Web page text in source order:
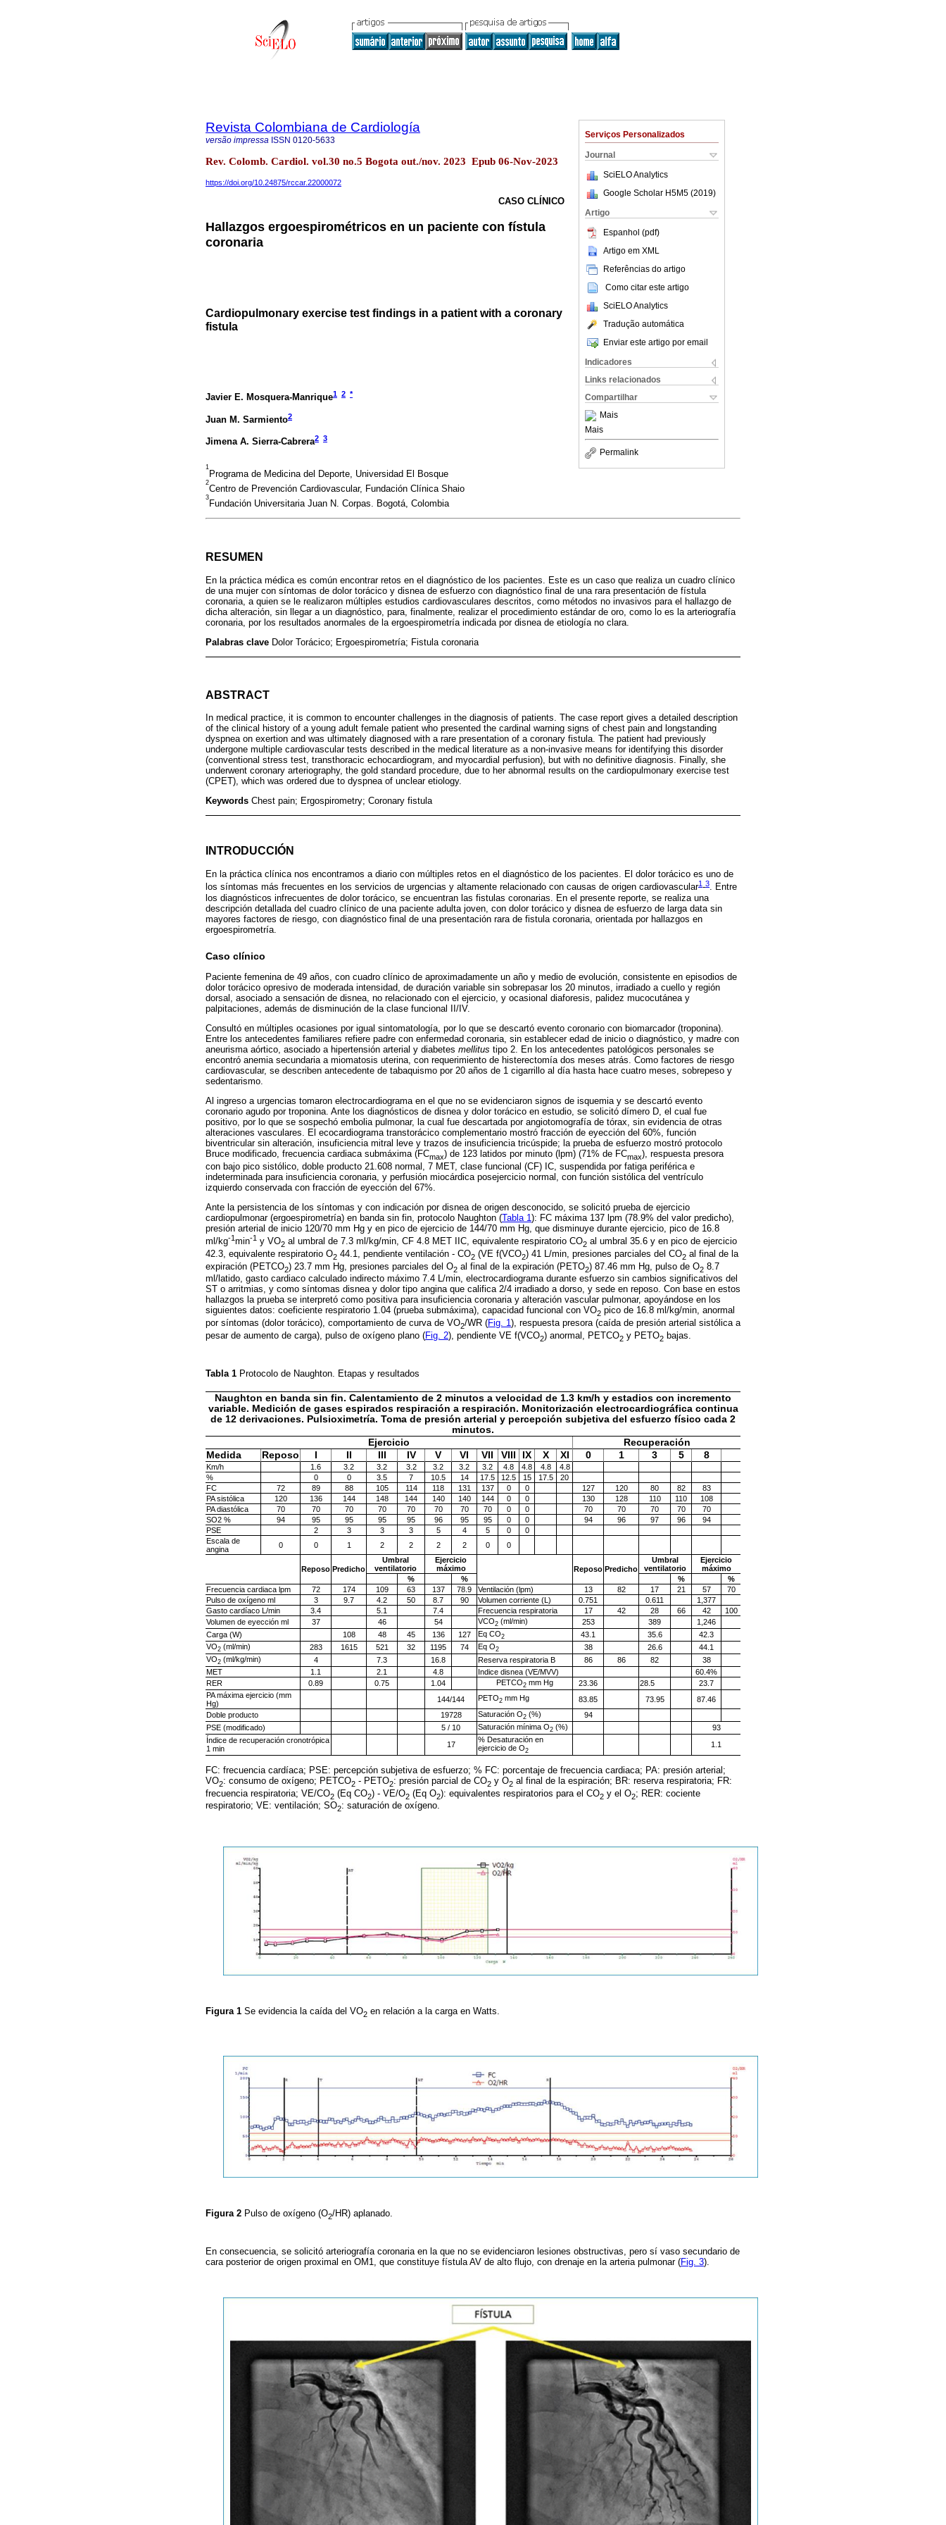
Serviços Personalizados
Journal
SciELO Analytics
Google Scholar H5M5 (2019)
Artigo
Espanhol (pdf)
Artigo em XML
Referências do artigo
Como citar este artigo
SciELO Analytics
Tradução automática
Enviar este artigo por email
Indicadores
Links relacionados
Compartilhar
Mais
Mais
Permalink
Revista Colombiana de Cardiología
versão impressa ISSN 0120-5633
Rev. Colomb. Cardiol. vol.30 no.5 Bogota out./nov. 2023 Epub 06-Nov-2023
https://doi.org/10.24875/rccar.22000072
CASO CLÍNICO
Hallazgos ergoespirométricos en un paciente con fístula
coronaria
Cardiopulmonary exercise test findings in a patient with a coronary
fistula
Javier E. Mosquera-Manrique1 2 *
Juan M. Sarmiento2
Jimena A. Sierra-Cabrera2 3
1
Programa de Medicina del Deporte, Universidad El Bosque
2
Centro de Prevención Cardiovascular, Fundación Clínica Shaio
3
Fundación Universitaria Juan N. Corpas. Bogotá, Colombia
RESUMEN
En la práctica médica es común encontrar retos en el diagnóstico de los pacientes. Este es un caso que realiza un cuadro clínico
de una mujer con síntomas de dolor torácico y disnea de esfuerzo con diagnóstico final de una rara presentación de fístula
coronaria, a quien se le realizaron múltiples estudios cardiovasculares descritos, como métodos no invasivos para el hallazgo de
dicha alteración, sin llegar a un diagnóstico, para, finalmente, realizar el procedimiento estándar de oro, como lo es la arteriografía
coronaria, por los resultados anormales de la ergoespirometría indicada por disnea de etiología no clara.
Palabras clave Dolor Torácico; Ergoespirometría; Fistula coronaria
ABSTRACT
In medical practice, it is common to encounter challenges in the diagnosis of patients. The case report gives a detailed description
of the clinical history of a young adult female patient who presented the cardinal warning signs of chest pain and longstanding
dyspnea on exertion and was ultimately diagnosed with a rare presentation of a coronary fistula. The patient had previously
undergone multiple cardiovascular tests described in the medical literature as a non-invasive means for identifying this disorder
(conventional stress test, transthoracic echocardiogram, and myocardial perfusion), but with no definitive diagnosis. Finally, she
underwent coronary arteriography, the gold standard procedure, due to her abnormal results on the cardiopulmonary exercise test
(CPET), which was ordered due to dyspnea of unclear etiology.
Keywords Chest pain; Ergospirometry; Coronary fistula
INTRODUCCIÓN
En la práctica clínica nos encontramos a diario con múltiples retos en el diagnóstico de los pacientes. El dolor torácico es uno de
los síntomas más frecuentes en los servicios de urgencias y altamente relacionado con causas de origen cardiovascular1 -3. Entre
los diagnósticos infrecuentes de dolor torácico, se encuentran las fistulas coronarias. En el presente reporte, se realiza una
descripción detallada del cuadro clínico de una paciente adulta joven, con dolor torácico y disnea de esfuerzo de larga data sin
mayores factores de riesgo, con diagnóstico final de una presentación rara de fistula coronaria, orientada por hallazgos en
ergoespirometría.
Caso clínico
Paciente femenina de 49 años, con cuadro clínico de aproximadamente un año y medio de evolución, consistente en episodios de
dolor torácico opresivo de moderada intensidad, de duración variable sin sobrepasar los 20 minutos, irradiado a cuello y región
dorsal, asociado a sensación de disnea, no relacionado con el ejercicio, y ocasional diaforesis, palidez mucocutánea y
palpitaciones, además de disminución de la clase funcional II/IV.
Consultó en múltiples ocasiones por igual sintomatología, por lo que se descartó evento coronario con biomarcador (troponina).
Entre los antecedentes familiares refiere padre con enfermedad coronaria, sin establecer edad de inicio o diagnóstico, y madre con
aneurisma aórtico, asociado a hipertensión arterial y diabetes mellitus tipo 2. En los antecedentes patológicos personales se
encontró anemia secundaria a miomatosis uterina, con requerimiento de histerectomía dos meses atrás. Como factores de riesgo
cardiovascular, se describen antecedente de tabaquismo por 20 años de 1 cigarrillo al día hasta hace cuatro meses, sobrepeso y
sedentarismo.
Al ingreso a urgencias tomaron electrocardiograma en el que no se evidenciaron signos de isquemia y se descartó evento
coronario agudo por troponina. Ante los diagnósticos de disnea y dolor torácico en estudio, se solicitó dímero D, el cual fue
positivo, por lo que se sospechó embolia pulmonar, la cual fue descartada por angiotomografía de tórax, sin evidencia de otras
alteraciones vasculares. El ecocardiograma transtorácico complementario mostró fracción de eyección del 60%, función
biventricular sin alteración, insuficiencia mitral leve y trazos de insuficiencia tricúspide; la prueba de esfuerzo mostró protocolo
Bruce modificado, frecuencia cardiaca submáxima (FCmax) de 123 latidos por minuto (lpm) (71% de FCmax), respuesta presora
con bajo pico sistólico, doble producto 21.608 normal, 7 MET, clase funcional (CF) IC, suspendida por fatiga periférica e
indeterminada para insuficiencia coronaria, y perfusión miocárdica posejercicio normal, con función sistólica del ventrículo
izquierdo conservada con fracción de eyección del 67%.
Ante la persistencia de los síntomas y con indicación por disnea de origen desconocido, se solicitó prueba de ejercicio
cardiopulmonar (ergoespirometría) en banda sin fin, protocolo Naughton (Tabla 1): FC máxima 137 lpm (78.9% del valor predicho),
presión arterial de inicio 120/70 mm Hg y en pico de ejercicio de 144/70 mm Hg, que disminuye durante ejercicio, pico de 16.8
ml/kg-1min-1 y VO2 al umbral de 7.3 ml/kg/min, CF 4.8 MET IIC, equivalente respiratorio CO2 al umbral 35.6 y en pico de ejercicio
42.3, equivalente respiratorio O2 44.1, pendiente ventilación - CO2 (VE f(VCO2) 41 L/min, presiones parciales del CO2 al final de la
expiración (PETCO2) 23.7 mm Hg, presiones parciales del O2 al final de la expiración (PETO2) 87.46 mm Hg, pulso de O2 8.7
ml/latido, gasto cardiaco calculado indirecto máximo 7.4 L/min, electrocardiograma durante esfuerzo sin cambios significativos del
ST o arritmias, y como síntomas disnea y dolor tipo angina que califica 2/4 irradiado a dorso, y sede en reposo. Con base en estos
hallazgos la prueba se interpretó como positiva para insuficiencia coronaria y alteración vascular pulmonar, apoyándose en los
siguientes datos: coeficiente respiratorio 1.04 (prueba submáxima), capacidad funcional con VO2 pico de 16.8 ml/kg/min, anormal
por síntomas (dolor torácico), comportamiento de curva de VO2/WR (Fig. 1 ), respuesta presora (caída de presión arterial sistólica a
pesar de aumento de carga), pulso de oxígeno plano (Fig. 2), pendiente VE f(VCO2) anormal, PETCO2 y PETO2 bajas.
Tabla 1 Protocolo de Naughton. Etapas y resultados
Naughton en banda sin fin. Calentamiento de 2 minutos a velocidad de 1.3 km/h y estadios con incremento
variable. Medición de gases espirados respiración a respiración. Monitorización electrocardiográfica continua
de 12 derivaciones. Pulsioximetría. Toma de presión arterial y percepción subjetiva del esfuerzo físico cada 2
minutos.
Ejercicio
Recuperación
Medida
Reposo I II III IV V VI VII VIII IX X XI 0 1 3 5 8
Km/h 1.6 3.2 3.2 3.2 3.2 3.2 3.2 4.8 4.8 4.8
4.8
%
0 0 3.5 7 10.5 14 17.5 12.5 15 17.5
20
FC
72 89 88 105 114 118 131 137 0 0 127 120 80 82
83
PA sistólica
120 136 144 148 144 140 140 144 0 0 130 128 110 110
108
PA diastólica
70 70 70 70 70 70 70 70 0 0 70 70 70 70
70
SO2 %
94 95 95 95 95 96 95 95 0 0 94 96 97 96
94
PSE
2 3 3 3 5 4 5 0
0
Escala de
angina
0 0 1 2 2 2 2 0 0
Reposo Predicho
Umbral
ventilatorio
Ejercicio
máximo
Reposo Predicho
Umbral
ventilatorio
Ejercicio
máximo
%
% %
%
Frecuencia cardiaca lpm
72 174 109 63 137 78.9 Ventilación (lpm) 13 82 17 21 57
70
Pulso de oxígeno ml
3 9.7 4.2 50 8.7 90 Volumen corriente (L) 0.751 0.611
1,377
Gasto cardíaco L/min
3.4 5.1 7.4 Frecuencia respiratoria 17 42 28 66 42
100
Volumen de eyección ml
37 46 54 VCO2 (ml/min) 253 389
1,246
Carga (W)
108 48 45 136 127 Eq CO2 43.1 35.6
42.3
VO2 (ml/min) 283 1615 521 32 1195 74 Eq O2 38 26.6
44.1
VO2 (ml/kg/min) 4 7.3 16.8 Reserva respiratoria B 86 86 82
38
MET
1.1 2.1 4.8 Indice disnea (VE/MVV)
60.4%
RER
0.89 0.75 1.04 PETCO2 mm Hg 23.36 28.5
23.7
PA máxima ejercicio (mm
Hg)
144/144 PETO2 mm Hg 83.85 73.95
87.46
Doble producto
19728 Saturación O2 (%)
94
PSE (modificado)
5 / 10 Saturación mínima O2 (%)
93
Índice de recuperación cronotrópica
1 min
17
% Desaturación en
ejercicio de O2
1.1
FC: frecuencia cardíaca; PSE: percepción subjetiva de esfuerzo; % FC: porcentaje de frecuencia cardiaca; PA: presión arterial;
VO2: consumo de oxígeno; PETCO2 - PETO2: presión parcial de CO2 y O2 al final de la espiración; BR: reserva respiratoria; FR:
frecuencia respiratoria; VE/CO2 (Eq CO2) - VE/O2 (Eq O2): equivalentes respiratorios para el CO2 y el O2; RER: cociente
respiratorio; VE: ventilación; SO2: saturación de oxígeno.
Figura 1 Se evidencia la caída del VO2 en relación a la carga en Watts.
Figura 2 Pulso de oxígeno (O2/HR) aplanado.
En consecuencia, se solicitó arteriografía coronaria en la que no se evidenciaron lesiones obstructivas, pero sí vaso secundario de
cara posterior de origen proximal en OM1, que constituye fístula AV de alto flujo, con drenaje en la arteria pulmonar (Fig. 3).